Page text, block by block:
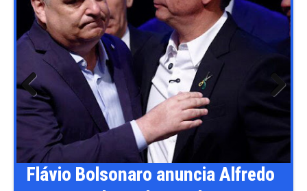
Flávio Bolsonaro anuncia Alfredo
Previ
ous
Next